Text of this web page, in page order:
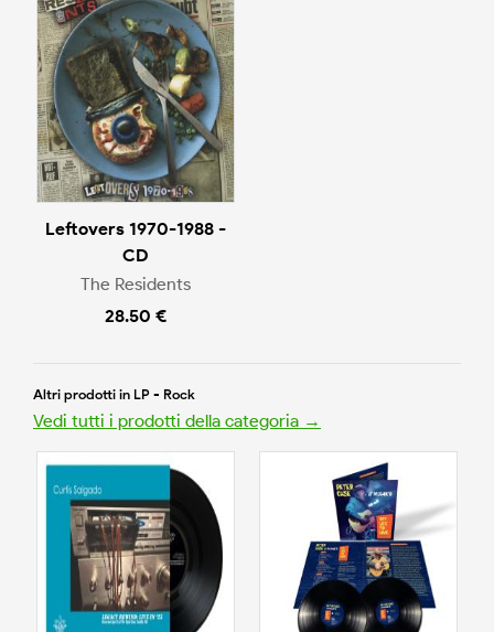
Leftovers 1970-1988 -
CD
The Residents
28.50 €
Altri prodotti in LP - Rock
Vedi tutti i prodotti della categoria →